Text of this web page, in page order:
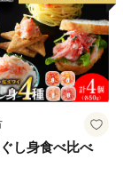
し身食べ比べ